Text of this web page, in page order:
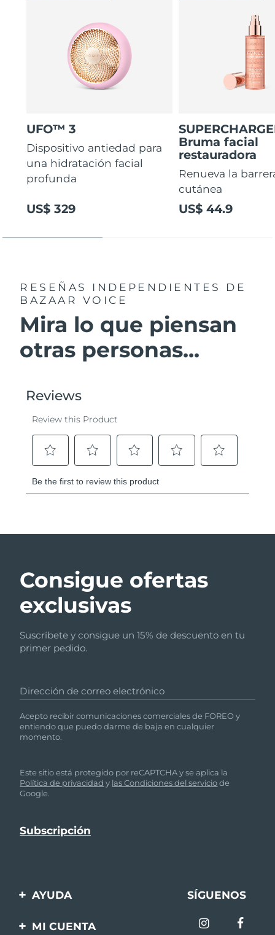
UFO™ 3
Dispositivo antiedad para
una hidratación facial
profunda
US$ 329
Bruma facial
restauradora
Renueva la
cutánea
US$ 44.9
RESEÑAS INDEPENDIENTES
DE
BAZAAR VOICE
Mira lo que piensan
otras personas...
Consigue ofertas
exclusivas
Suscríbete y consigue un 15% de descuento en tu
primer pedido.
Dirección de correo electrónico
Acepto recibir comunicaciones comerciales de FOREO y
entiendo que puedo darme de baja en cualquier
momento.
Este sitio está protegido por reCAPTCHA y se aplica la
Política de privacidad y las Condiciones del serviciode
Google.
AYUDA
Contáctanos
SÍGUENOS
MI CUENTA